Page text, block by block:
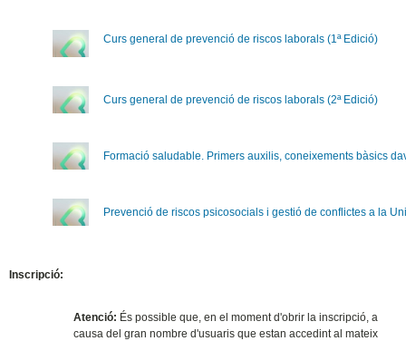
Curs general de prevenció de riscos laborals (1ª Edició)
Curs general de prevenció de riscos laborals (2ª Edició)
Formació saludable. Primers auxilis, coneixements bàsics
Prevenció de riscos psicosocials i gestió de conflictes a la
Inscripció:
Atenció: És possible que, en el moment d'obrir la inscripció, a
causa del gran nombre d'usuaris que estan accedint al mateix